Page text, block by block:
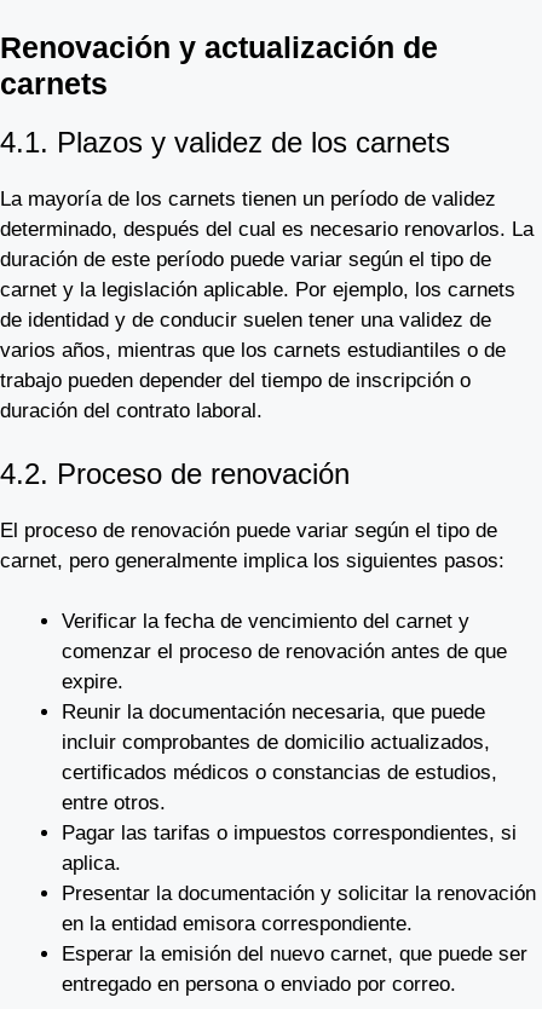
Renovación y actualización de
carnets
4.1. Plazos y validez de los carnets
La mayoría de los carnets tienen un período de validez
determinado, después del cual es necesario renovarlos. La
duración de este período puede variar según el tipo de
carnet y la legislación aplicable. Por ejemplo, los carnets
de identidad y de conducir suelen tener una validez de
varios años, mientras que los carnets estudiantiles o de
trabajo pueden depender del tiempo de inscripción o
duración del contrato laboral.
4.2. Proceso de renovación
El proceso de renovación puede variar según el tipo de
carnet, pero generalmente implica los siguientes pasos:
Verificar la fecha de vencimiento del carnet y
comenzar el proceso de renovación antes de que
expire.
Reunir la documentación necesaria, que puede
incluir comprobantes de domicilio actualizados,
certificados médicos o constancias de estudios,
entre otros.
Pagar las tarifas o impuestos correspondientes, si
aplica.
Presentar la documentación y solicitar la renovación
en la entidad emisora correspondiente.
Esperar la emisión del nuevo carnet, que puede ser
entregado en persona o enviado por correo.